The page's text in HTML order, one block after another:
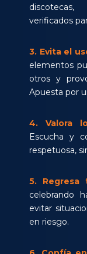
verificados
3. Evita el
elementos
otros y
Apuesta por
4.
Valora
Escucha y
respetuosa,
5. Regresa
celebrando
evitar
en riesgo.